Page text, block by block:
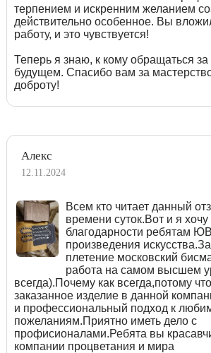
терпением и искренним желанием
действительно особенное. Вы
работу, и это чувствуется!
Теперь я знаю, к кому обращаться
будущем. Спасибо вам за
доброту!
Алекс
12.11.2024
Всем кто читает данный
времени суток.Вот и я
благодарности ребятам
произведения
плетение московский
работа на самом высшем
всегда).Почему как всегда,потому
заказанное изделие в данной
и профессиональный подход к
пожеланиям.Приятно иметь дело с
профисионалами.Ребята вы
компании процветания и мира